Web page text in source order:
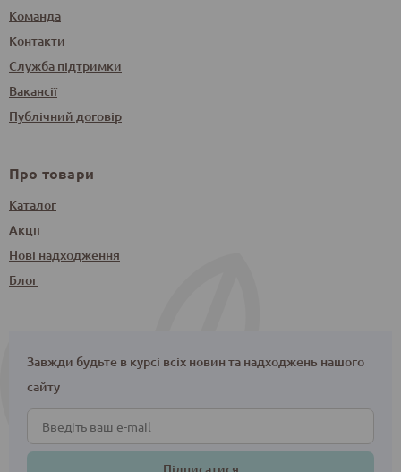
Команда
Контакти
Служба підтримки
Вакансії
Публічний договір
Про товари
Каталог
Акції
Нові надходження
Блог
Завжди будьте в курсі всіх новин та надходжень нашого
сайту